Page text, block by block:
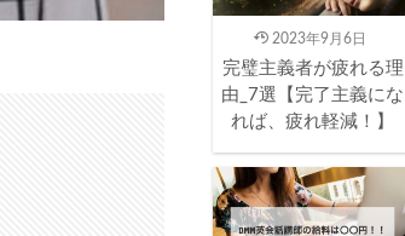
2023年9月6日
完璧主義者が疲れる理
由_7選【完了主義にな
れば、疲れ軽減！】